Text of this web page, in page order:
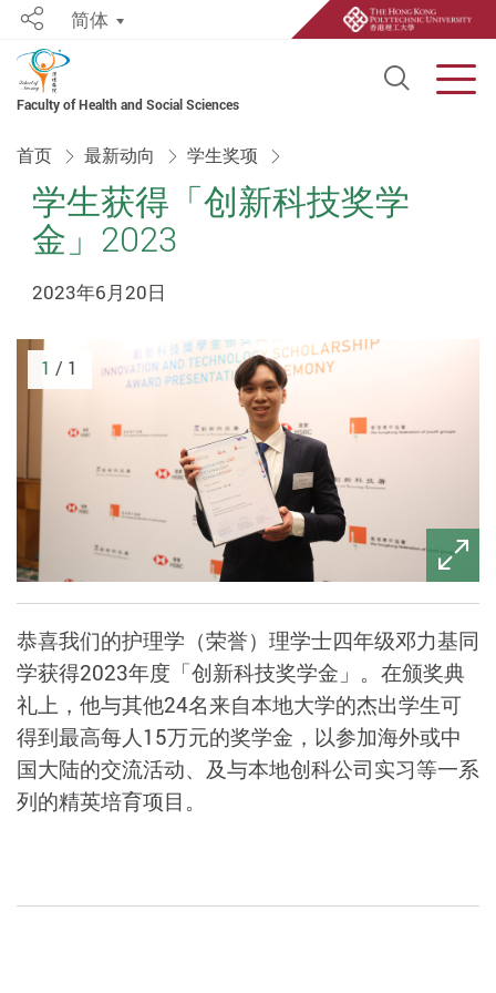
Faculty of Health and Social Sciences
Open
Share简体
首页 最新动向 学生奖项
学生获得「创新科技奖学
金」2023
2023年6月20日
1 / 1
恭喜我们的护理学（荣誉）理学士四年级邓力基同
学获得2023年度「创新科技奖学金」。在颁奖典
礼上，他与其他24名来自本地大学的杰出学生可
得到最高每人15万元的奖学金，以参加海外或中
国大陆的交流活动、及与本地创科公司实习等一系
列的精英培育项目。